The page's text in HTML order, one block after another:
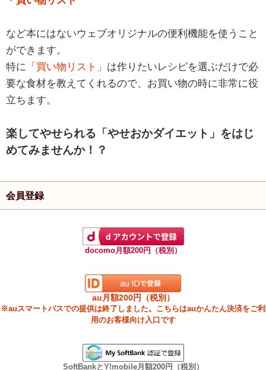
など本にはないウェブオリジナルの便利機能を使うこと
ができます。
特に 「買い物リスト」 は作りたいレシピを選ぶだけで必
要な食材を教えてくれるので、お買い物の時に非常に役
立ちます。
楽してやせられる「やせおかダイエット」をはじ
めてみませんか！？
会員登録
docomo月額200円（税別）
au月額200円（税別）
※auスマートパスでの提供は終了しました。こちらはauかんたん決済をご利
用のお客様向け入口です
SoftBankとY!mobile月額200円（税別）